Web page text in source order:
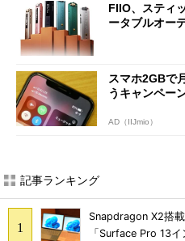
FIIO、スティ
ータブルオー
スマホ2GBで
うキャンペー
AD（IIJmio）
記事ランキング
Snapdragon X2搭
「Surface Pro 13